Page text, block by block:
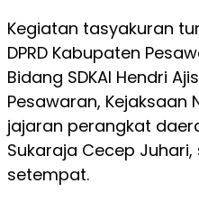
Kegiatan tasyakuran
DPRD Kabupaten
Bidang SDKAI Hendri
Pesawaran, Kejaksaan
jajaran perangkat
Sukaraja Cecep
setempat.